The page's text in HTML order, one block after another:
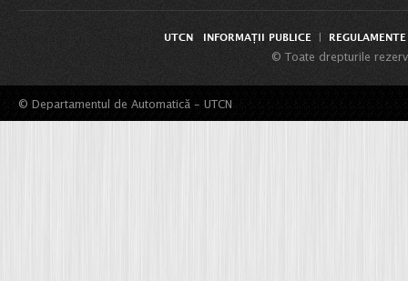
UTCN INFORMAȚII PUBLICE
© Toate drepturile
© Departamentul de Automatică - UTCN